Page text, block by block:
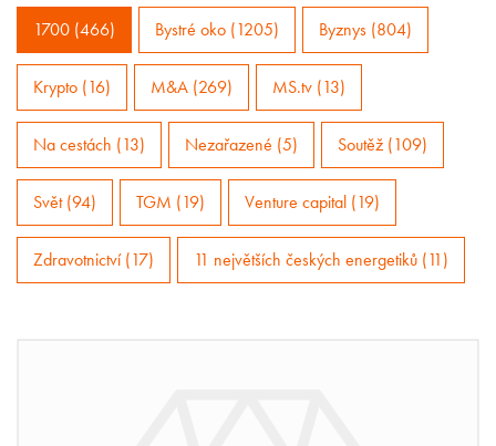
1700 (466) Bystré oko (1205) Byznys (804)
Krypto (16) M&A (269) MS.tv (13)
Na cestách (13) Nezařazené (5) Soutěž (109)
Svět (94) TGM (19) Venture capital (19)
Zdravotnictví (17) 11 největších českých energetiků (11)